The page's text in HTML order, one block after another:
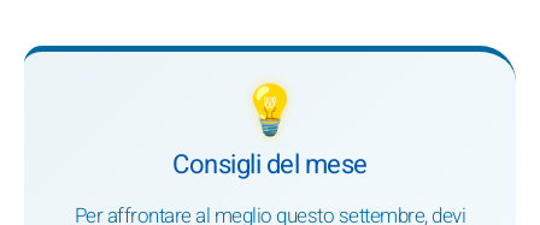
💡
Consigli del mese
Per affrontare al meglio questo settembre, devi